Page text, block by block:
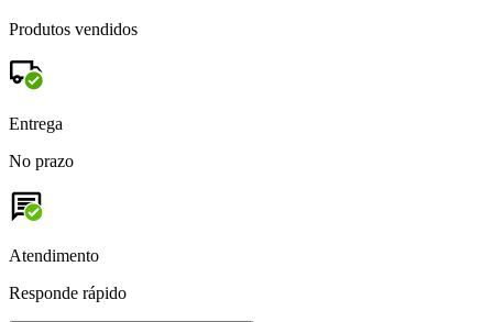
Produtos vendidos
Entrega
No prazo
Atendimento
Responde rápido